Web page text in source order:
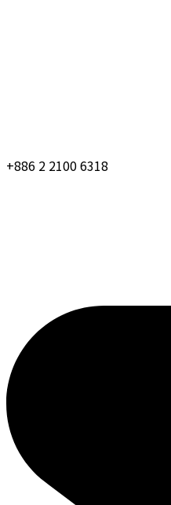
+886 2 2100 6318